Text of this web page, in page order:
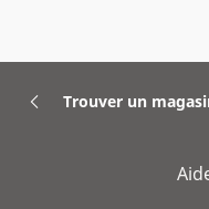
Trouver un